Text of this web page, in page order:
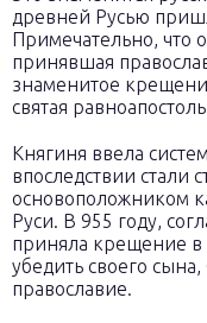
древней Русью
Примечательно, что
принявшая
знаменитое
святая
Княгиня ввела
впоследствии стали
основоположником
Руси. В 955 году,
приняла крещение в
убедить своего
православие.